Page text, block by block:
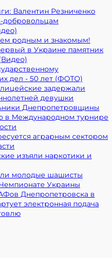
Валентин Резниченко
добровольцам
родным и знакомым!
в Украине памятник
дел - 50 лет (ФОТО)
задержали
девушки
Днепропетровщины
в Международном турнире
аграрным сектором
изъяли наркотики и
молодые шашисты
Украины
Днепропетровска в
электронная подача